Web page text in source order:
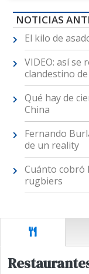
NOTICIAS
El kilo de
VIDEO: así se
clandestino
Qué hay de
China
Fernando
de un reality
Cuánto cobró
rugbiers